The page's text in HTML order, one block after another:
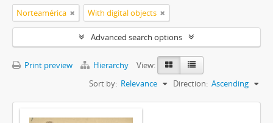
Norteamérica With digital objects
Advanced search options
Print preview Hierarchy
View:
Sort by: Relevance Direction: Ascending